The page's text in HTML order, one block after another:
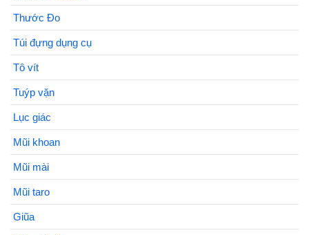
Thước Đo
Túi đựng dụng cụ
Tô vít
Tuýp vặn
Lục giác
Mũi khoan
Mũi mài
Mũi taro
Giũa